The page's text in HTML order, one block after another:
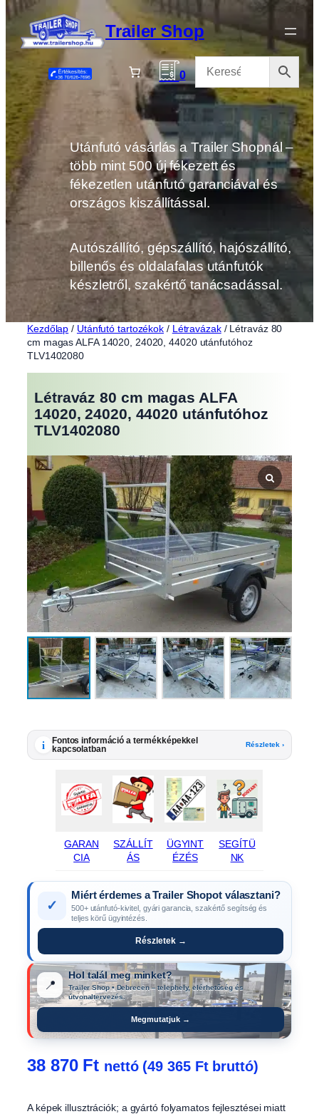
Ugrás
a
tartalomhoz
Trailer Shop
0
Utánfutó vásárlás a Trailer Shopnál –
több mint 500 új fékezett és
fékezetlen utánfutó garanciával és
országos kiszállítással.
Autószállító, gépszállító, hajószállító,
billenős és oldalafalas utánfutók
készletről, szakértő tanácsadással.
Kezdőlap / Utánfutó tartozékok / Létravázak/ Létraváz 80
cm magas ALFA 14020, 24020, 44020 utánfutóhoz
TLV1402080
Létraváz 80 cm magas ALFA
14020, 24020, 44020 utánfutóhoz
TLV1402080
i
Fontos információ a termékképekkel
kapcsolatban
Részletek ›
GARAN
CIA
SZÁLLÍT
ÁS
ÜGYINT
ÉZÉS
SEGÍTÜ
NK
✓
Miért érdemes a Trailer Shopot választani?
500+ utánfutó-kivitel, gyári garancia, szakértő segítség és
teljes körű ügyintézés.
Részletek →
📍
Hol talál meg minket?
Trailer Shop • Debrecen – telephely, elérhetőség és
útvonaltervezés.
Megmutatjuk →
38 870 Ft nettó (49 365 Ftbruttó)
A képek illusztrációk; a gyártó folyamatos fejlesztései miatt